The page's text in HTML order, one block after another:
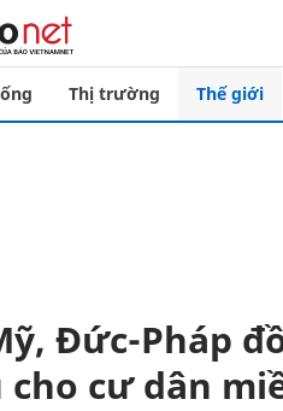
Thị trường Thế giới
Đức-Pháp
cho cư dân